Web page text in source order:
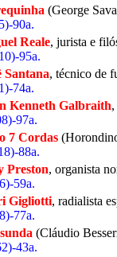
(George
90a.
Reale, jurista e
95a.
Santana, técnico de
74a.
Kenneth Galbraith
97a.
7 Cordas
88a.
Preston, organista
59a.
Gigliotti, radialista
77a.
(Cláudio
43a.